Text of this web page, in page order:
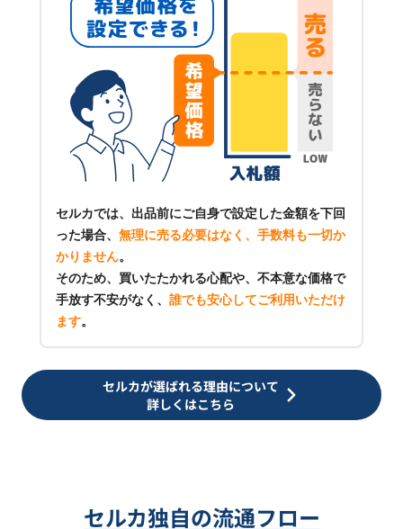
セルカでは、出品前にご自身で設定した金額を下回
った場合、 無理に売る必要はなく、手数料も一切か
かりません。
そのため、買いたたかれる心配や、不本意な価格で
手放す不安がなく、 誰でも安心してご利用いただけ
ます。
セルカが選ばれる理由について
詳しくはこちら
セルカ独自の流通フロー